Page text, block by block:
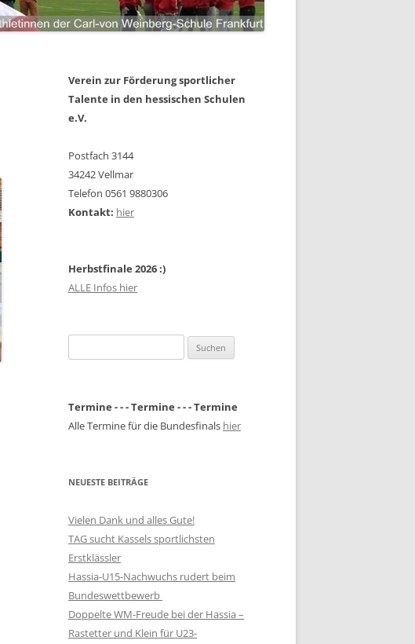
Verein zur Förderung sportlicher
Talente in den hessischen Schulen
e.V.
Postfach 3144
34242 Vellmar
Telefon 0561 9880306
Kontakt: hier
Herbstfinale 2026 :)
ALLE Infos hier
nach:
Termine - - - Termine - - - Termine
Alle Termine für die Bundesfinals hier
NEUESTE BEITRÄGE
Vielen Dank und alles Gute!
TAG sucht Kassels sportlichsten
Erstklässler
Hassia-U15-Nachwuchs rudert beim
Bundeswettbewerb
Doppelte WM-Freude bei der Hassia –
Rastetter und Klein für U23-